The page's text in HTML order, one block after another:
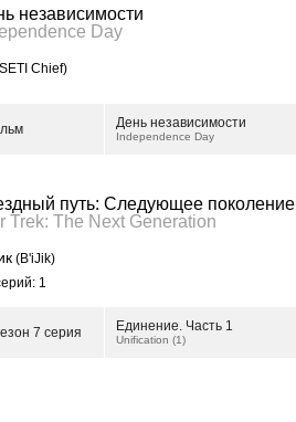
независимости
Day
Chief)
День независимости
Independence Day
путь: Следующее поколение
Trek: The Next Generation
(B'iJik)
1
7 серия Единение. Часть 1
Unification (1)